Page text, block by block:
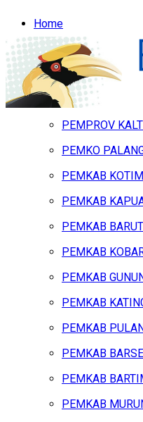
Home
Headline
Hukum & Peristiwa
Kalteng
PEMPROV
PEMKO
PEMKAB KOTIM
PEMKAB
PEMKAB BARUT
PEMKAB
PEMKAB
PEMKAB
PEMKAB
PEMKAB
PEMKAB
PEMKAB